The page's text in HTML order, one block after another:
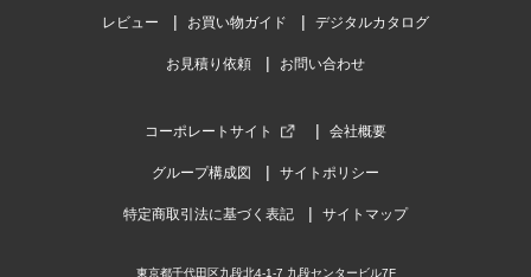
レビュー お買い物ガイド デジタルカタログ
お見積り依頼 お問い合わせ
コーポレートサイト 会社概要
グループ構成図 サイトポリシー
特定商取引法に基づく表記 サイトマップ
東京都千代田区九段北4-1-7 九段センタービル7F